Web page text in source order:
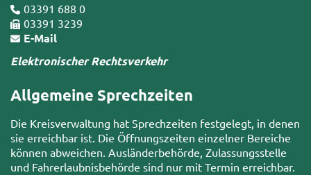
03391 688 0
03391 3239
E-Mail
Elektronischer Rechtsverkehr
Allgemeine Sprechzeiten
Die Kreisverwaltung hat Sprechzeiten festgelegt, in denen
sie erreichbar ist. Die Öffnungszeiten einzelner Bereiche
können abweichen. Ausländerbehörde, Zulassungsstelle
und Fahrerlaubnisbehörde sind nur mit Termin erreichbar.